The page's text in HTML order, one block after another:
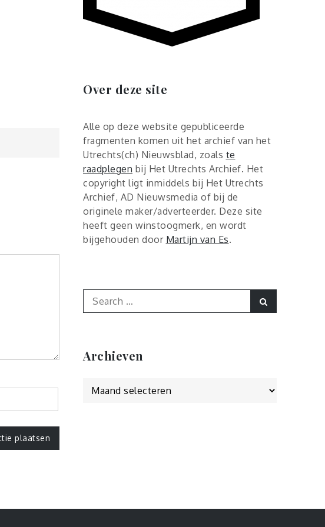
Over deze site
Alle op deze website gepubliceerde
fragmenten komen uit het archief van het
Utrechts(ch) Nieuwsblad, zoals te
raadplegen bij Het Utrechts Archief. Het
copyright ligt inmiddels bij Het Utrechts
Archief, AD Nieuwsmedia of bij de
originele maker/adverteerder. Deze site
heeft geen winstoogmerk, en wordt
bijgehouden door Martijn van Es.
Search
for:
Archieven